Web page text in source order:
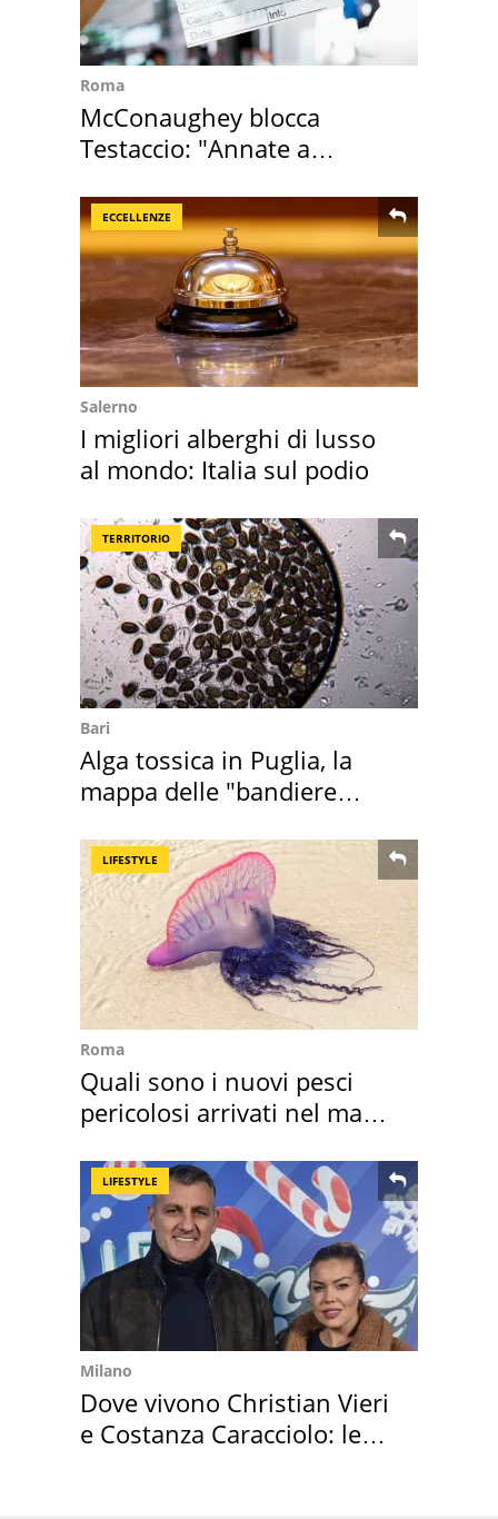
Roma
McConaughey blocca
Testaccio: "Annate a
ECCELLENZE
Salerno
I migliori alberghi di lusso
al mondo: Italia sul podio
TERRITORIO
Bari
Alga tossica in Puglia, la
mappa delle "bandiere
LIFESTYLE
Roma
Quali sono i nuovi pesci
pericolosi arrivati nel mar
LIFESTYLE
Milano
Dove vivono Christian Vieri
e Costanza Caracciolo: le